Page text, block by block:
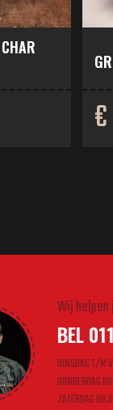
Wij helpen
BEL
DINSDAG T/M
DONDERDAG
ZATERDAG